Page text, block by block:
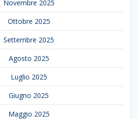
Novembre 2025
Ottobre 2025
Settembre 2025
Agosto 2025
Luglio 2025
Giugno 2025
Maggio 2025